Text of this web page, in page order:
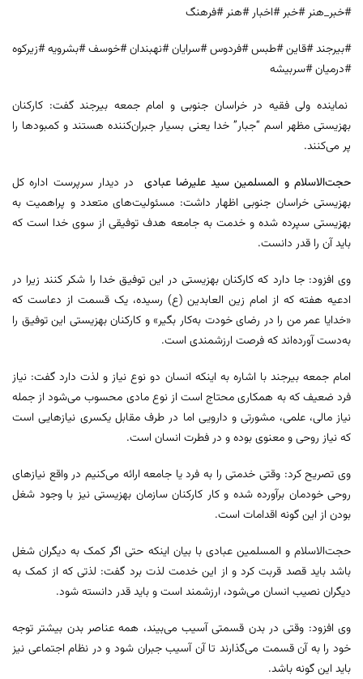
#خبر_هنر #خبر #اخبار #هنر #فرهنگ
#بیرجند #قاین #طبس #فردوس #سرایان #نهبندان #خوسف #بشرویه #زیرکوه
#درمیان #سربیشه
نماینده ولی فقیه در خراسان جنوبی و امام جمعه بیرجند گفت: کارکنان
بهزیستی مظهر اسم “جبار” خدا یعنی بسیار جبران‌کننده هستند و کمبودها را
پر می‌کنند.
حجت‌الاسلام و المسلمین سید علیرضا عبادی در دیدار سرپرست اداره کل
بهزیستی خراسان جنوبی اظهار داشت: مسئولیت‌های متعدد و پراهمیت به
بهزیستی سپرده شده و خدمت به جامعه هدف توفیقی از سوی خدا است که
باید آن را قدر دانست.
وی افزود: جا دارد که کارکنان بهزیستی در این توفیق خدا را شکر کنند زیرا در
ادعیه هفته که از امام زین‌ العابدین (ع) رسیده، یک قسمت از دعاست که
«خدایا عمر من را در رضای خودت به‌کار بگیر» و کارکنان بهزیستی این توفیق را
به‌دست آورده‌اند که فرصت ارزشمندی است.
امام جمعه بیرجند با اشاره به اینکه انسان دو نوع نیاز و لذت دارد گفت: نیاز
فرد ضعیف که به همکاری محتاج است از نوع مادی محسوب می‌شود از جمله
نیاز مالی، علمی، مشورتی و دارویی اما در طرف مقابل یکسری نیازهایی است
که نیاز روحی و معنوی بوده و در فطرت انسان است.
وی تصریح کرد: وقتی خدمتی را به فرد یا جامعه ارائه می‌کنیم در واقع نیازهای
روحی خودمان برآورده شده و کار کارکنان سازمان بهزیستی نیز با وجود شغل
بودن از این گونه اقدامات است.
حجت‌الاسلام و المسلمین عبادی با بیان اینکه حتی اگر کمک به دیگران شغل
باشد باید قصد قربت کرد و از این خدمت لذت برد گفت: لذتی که از کمک به
دیگران نصیب انسان می‌شود، ارزشمند است و باید قدر دانسته شود.
وی افزود: وقتی در بدن قسمتی آسیب می‌بیند، همه عناصر بدن بیشتر توجه
خود را به آن قسمت می‌گذارند تا آن آسیب جبران شود و در نظام اجتماعی نیز
باید این گونه باشد.